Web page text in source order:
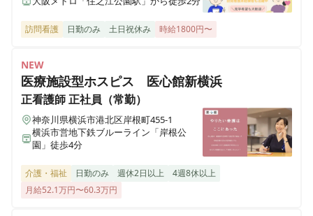
メディス北越谷
群馬県安中市原市3452-14
メディス吉岡
群馬県北群馬郡吉岡町大字大久保3265-3
シーハーツ柏の葉
千葉県柏市十余二409-12
訪問看護 日勤のみ 土日祝休み 時給1800円〜
NEW
医療施設型ホスピス 医心館新横浜
正看護師正社員（常勤）
神奈川県横浜市港北区岸根町455-1
横浜市営地下鉄ブルーライン「岸根公
園」徒歩4分
介護・福祉 日勤のみ 週休2日以上
4週8休以上
月給52.1万円〜60.3万円